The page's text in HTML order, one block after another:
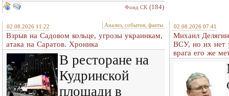
Фонд СК (184)
02.08.2026 11:22 Анализ, события, факты
Взрыв на Садовом кольце, угрозы украинкам,
атака на Саратов. Хроника
В ресторане на
Кудринской
площади в
02.08.2026 07:41
Михаил
ВСУ, но их нет
врага его же